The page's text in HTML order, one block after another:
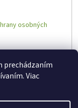
prechádzaním
Viac
osobných